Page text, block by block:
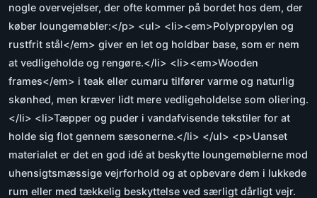
nogle overvejelser, der ofte kommer på bordet hos dem, der
køber loungemøbler:</p> <ul> <li><em>Polypropylen og
rustfrit stål</em> giver en let og holdbar base, som er nem
at vedligeholde og rengøre.</li> <li><em>Wooden
frames</em> i teak eller cumaru tilfører varme og naturlig
skønhed, men kræver lidt mere vedligeholdelse som oliering.
</li> <li>Tæpper og puder i vandafvisende tekstiler for at
holde sig flot gennem sæsonerne.</li> </ul> <p>Uanset
materialet er det en god idé at beskytte loungemøblerne mod
uhensigtsmæssige vejrforhold og at opbevare dem i lukkede
rum eller med tækkelig beskyttelse ved særligt dårligt vejr.